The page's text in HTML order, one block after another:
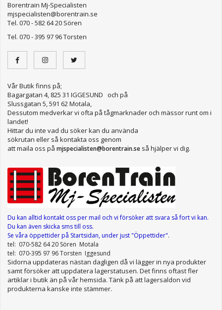
Borentrain Mj-Specialisten
mjspecialisten@borentrain.se
Tel. 070 - 582 64 20 Sören
Tel. 070 - 395 97 96 Torsten
Vår Butik finns på;
Bagargatan 4, 825 31 IGGESUND och på
Slussgatan 5, 591 62 Motala,
Dessutom medverkar vi ofta på tågmarknader och mässor runt om i
landet!
Hittar du inte vad du söker kan du använda
sökrutan eller så kontakta oss genom
att maila oss på mjspecialisten@borentrain.se så hjälper vi dig.
Du kan alltid kontakt oss per mail och vi försöker att svara så fort vi kan.
Du kan även skicka sms till oss.
Se våra öppettiderpå Startsidan, under just "Öppettider".
tel: 070-582 64 20 Sören Motala
tel: 070-395 97 96 Torsten Iggesund
Sidorna uppdateras nästan dagligen då vi lägger in nya produkter
samt försöker att uppdatera lagerstatusen. Det finns oftast fler
artiklar i butik än på vår hemsida. Tänk på att lagersaldon vid
produkterna kanske inte stämmer.